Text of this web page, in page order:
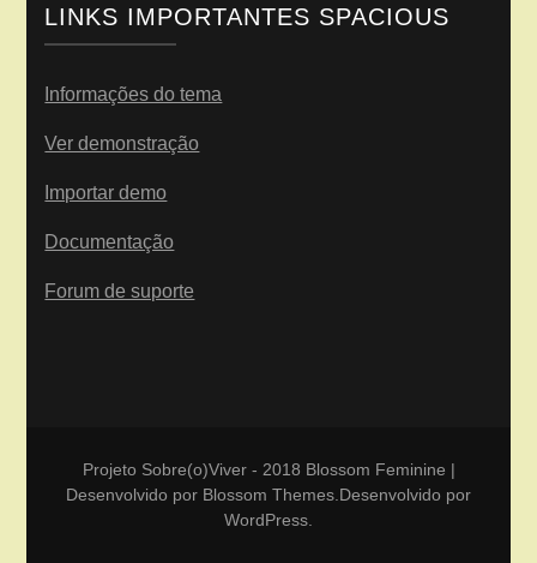
LINKS IMPORTANTES SPACIOUS
Informações do tema
Ver demonstração
Importar demo
Documentação
Forum de suporte
Projeto Sobre(o)Viver - 2018 Blossom Feminine |
Desenvolvido por Blossom Themes.Desenvolvido por
WordPress.